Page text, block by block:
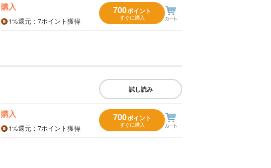
購入
1%還元 ：7ポイント獲得
700ポイント
すぐに購入
試し読み
購入
1%還元 ：7ポイント獲得
700ポイント
すぐに購入